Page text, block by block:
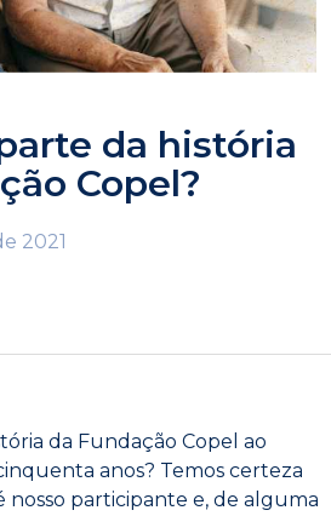
da história
Copel?
2021
da Fundação Copel ao
anos? Temos certeza
nosso participante e, de alguma